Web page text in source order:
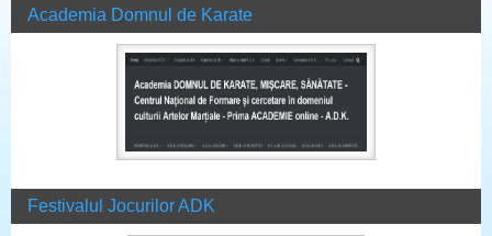
Academia Domnul de Karate
Festivalul Jocurilor ADK